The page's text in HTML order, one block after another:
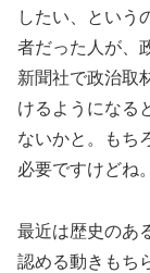
したい、という
者だった人が、
新聞社で政治取
けるようになる
ないかと。もち
必要ですけどね。
最近は歴史のあ
認める動きもち